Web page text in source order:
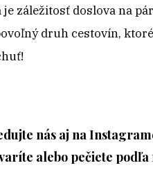
záležitosť doslova na
druh cestovín,
nás aj na
alebo pečiete